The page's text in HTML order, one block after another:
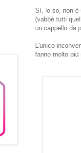
Sì, lo so, non è
(vabbè tutti
un cappello da
L'unico
fanno molto più